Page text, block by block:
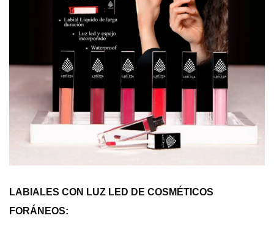
LABIALES CON LUZ LED DE COSMÉTICOS
FORÁNEOS: